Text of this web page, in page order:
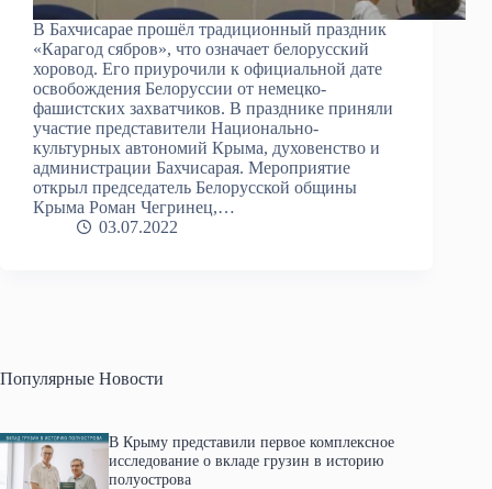
В Бахчисарае прошёл традиционный праздник
«Карагод сябров», что означает белорусский
хоровод. Его приурочили к официальной дате
освобождения Белоруссии от немецко-
фашистских захватчиков. В празднике приняли
участие представители Национально-
культурных автономий Крыма, духовенство и
администрации Бахчисарая. Мероприятие
открыл председатель Белорусской общины
Крыма Роман Чегринец,…
03.07.2022
Популярные Новости
В Крыму представили первое комплексное
исследование о вкладе грузин в историю
полуострова